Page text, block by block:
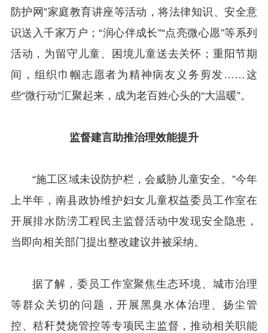
防护网”家庭教育讲座等活动，将法律知识、安全意
识送入千家万户；“润心伴成长”“点亮微心愿”等系列
活动，为留守儿童、困境儿童送去关怀；重阳节期
间，组织巾帼志愿者为精神病友义务剪发……这
些“微行动”汇聚起来，成为老百姓心头的“大温暖”。
监督建言助推治理效能提升
“施工区域未设防护栏，会威胁儿童安全。”今年
上半年，南县政协维护妇女儿童权益委员工作室在
开展排水防涝工程民主监督活动中发现安全隐患，
当即向相关部门提出整改建议并被采纳。
据了解，委员工作室聚焦生态环境、城市治理
等群众关切的问题，开展黑臭水体治理、扬尘管
控、秸秆焚烧管控等专项民主监督，推动相关职能